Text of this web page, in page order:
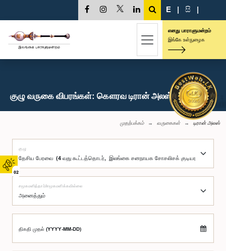
02
E | සි |
எனது பாராளுமன்றம்
இங்கே உள்நுழைக
குழு வருகை விபரங்கள்: கௌரவ டிரான் அலஸ், பா.உ.
முதற்பக்கம் வருகைகள் டிரான் அலஸ்
குழு
சமூகமளித்தார்/சமூகமளிக்கவில்லை
திகதி முதல் (YYYY-MM-DD)